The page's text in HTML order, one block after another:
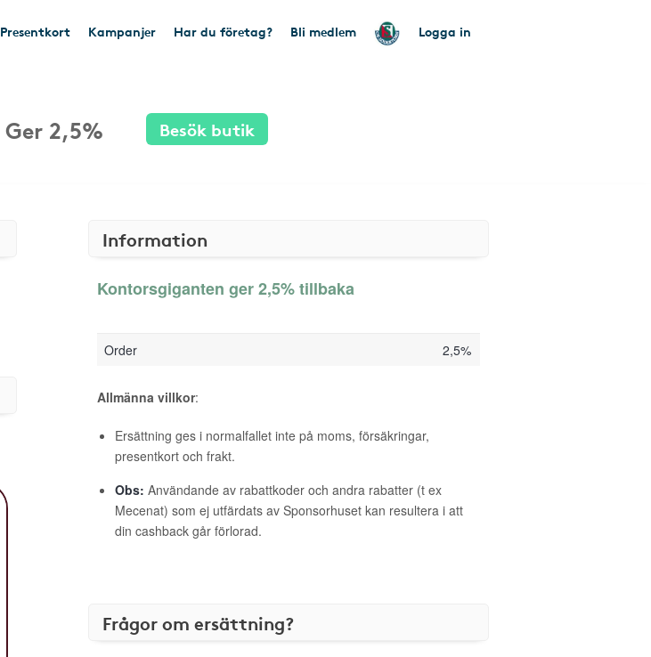
Presentkort Kampanjer Har du företag? Bli medlem Logga in
Ger 2,5% Besök butik
Information
Kontorsgiganten ger 2,5% tillbaka
Order 2,5%
Allmänna villkor:
Ersättning ges i normalfallet inte på moms, försäkringar,
presentkort och frakt.
Obs: Användande av rabattkoder och andra rabatter (t ex
Mecenat) som ej utfärdats av Sponsorhuset kan resultera i att
din cashback går förlorad.
Frågor om ersättning?